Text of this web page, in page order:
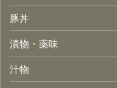
豚丼
漬物・薬味
汁物